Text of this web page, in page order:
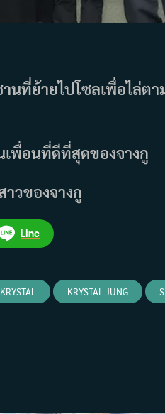
นที่ย้ายไปโซลเพื่อไล่ต
เพื่อนที่ดีที่สุดของจางกู
วของจางกู
Line
KRYSTAL KRYSTAL JUNG